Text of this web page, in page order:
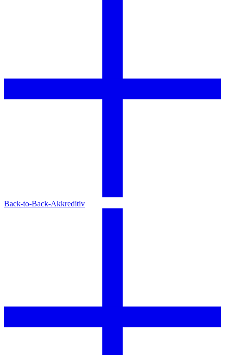
Back-to-Back-Akkreditiv